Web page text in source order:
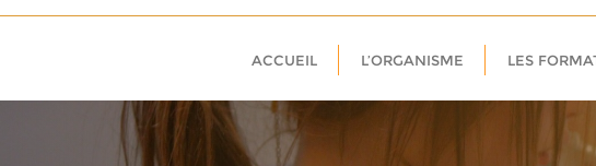
ACCUEIL L’ORGANISME LES